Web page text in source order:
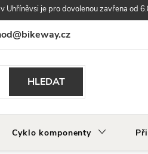
Uhříněvsi je pro dovolenou zavřena od
Vrácení a reklamace zboží
HLEDAT
Cyklo komponenty